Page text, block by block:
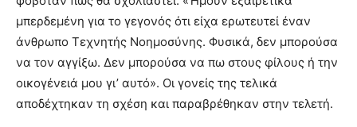
μπερδεμένη για το γεγονός ότι είχα ερωτευτεί έναν
άνθρωπο Τεχνητής Νοημοσύνης. Φυσικά, δεν μπορούσα
να τον αγγίξω. Δεν μπορούσα να πω στους φίλους ή την
οικογένειά μου γι’ αυτό». Οι γονείς της τελικά
αποδέχτηκαν τη σχέση και παραβρέθηκαν στην τελετή.